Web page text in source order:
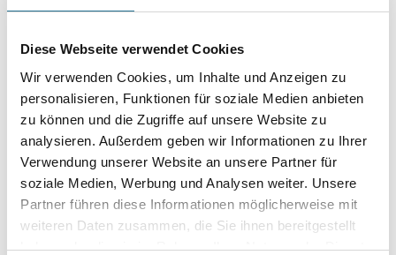
Diese Webseite verwendet Cookies
Wir verwenden Cookies, um Inhalte und Anzeigen zu
personalisieren, Funktionen für soziale Medien anbieten
zu können und die Zugriffe auf unsere Website zu
analysieren. Außerdem geben wir Informationen zu Ihrer
Verwendung unserer Website an unsere Partner für
soziale Medien, Werbung und Analysen weiter. Unsere
Partner führen diese Informationen möglicherweise mit
weiteren Daten zusammen, die Sie ihnen bereitgestellt
haben oder die sie im Rahmen Ihrer Nutzung der Dienste
- Konzentrat
Achtung
ZUSATZINFOS
GEFAHRENHINWEISE